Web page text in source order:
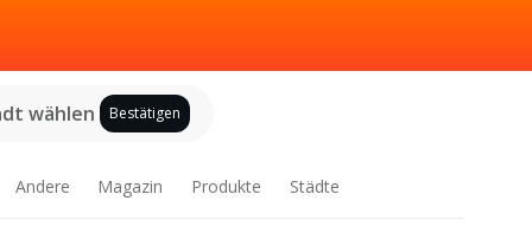
wählen Bestätigen
Andere Magazin Produkte Städte